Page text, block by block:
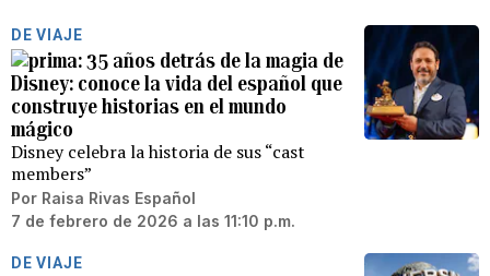
DE VIAJE
35 años detrás de la magia de
Disney: conoce la vida del español que
construye historias en el mundo
mágico
Disney celebra la historia de sus “cast
members”
Por Raisa Rivas Español
7 de febrero de 2026 a las 11:10 p.m.
DE VIAJE